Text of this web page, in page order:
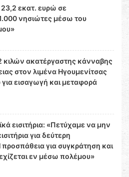
εκατ. ευρώ σε
νησιώτες μέσω του
ακατέργαστης κάνναβης
στον λιμένα Ηγουμενίτσας
εισαγωγή και μεταφορά
εισιτήρια: «Πετύχαμε να μην
για δεύτερη
για συγκράτηση και
εν μέσω πολέμου»